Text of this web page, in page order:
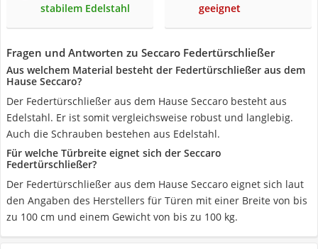
stabilem Edelstahl
geeignet
Fragen und Antworten zu Seccaro Federtürschließer
Aus welchem Material besteht der Federtürschließer aus dem
Hause Seccaro?
Der Federtürschließer aus dem Hause Seccaro besteht aus
Edelstahl. Er ist somit vergleichsweise robust und langlebig.
Auch die Schrauben bestehen aus Edelstahl.
Für welche Türbreite eignet sich der Seccaro
Federtürschließer?
Der Federtürschließer aus dem Hause Seccaro eignet sich laut
den Angaben des Herstellers für Türen mit einer Breite von bis
zu 100 cm und einem Gewicht von bis zu 100 kg.